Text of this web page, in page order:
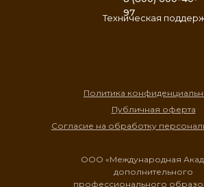
ООО «Международная
дополнительного
профессионального
Политика
Публичная оферта
Согласие на обработку
97
Техническая